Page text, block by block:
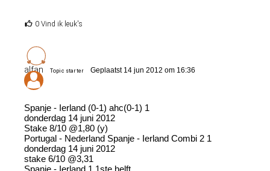
0 Vind ik leuk's
alfan Topic starter Geplaatst 14 jun 2012 om 16:36
Spanje - Ierland (0-1) ahc(0-1) 1
donderdag 14 juni 2012
Stake 8/10 @1,80 (y)
Portugal - Nederland Spanje - Ierland Combi 2 1
donderdag 14 juni 2012
stake 6/10 @3,31
Spanje - Ierland 1 1ste helft